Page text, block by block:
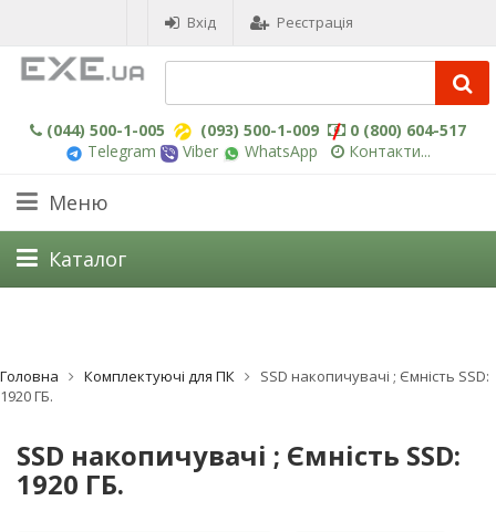
Вхід Реєстрація
(044) 500-1-005 (093) 500-1-009
0 (800) 604-517
Telegram
Viber WhatsApp Контакти...
Меню
Каталог
Головна Комплектуючі для ПК
SSD накопичувачі ; Ємність SSD:
1920 ГБ.
SSD накопичувачі ; Ємність SSD:
1920 ГБ.